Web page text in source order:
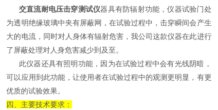
交直流耐电压击穿测试仪器具有防辐射功能，仪器试验门处
为透明绝缘玻璃中夹有屏蔽网，在试验过程中，击穿瞬间会产生
大的电流，同时对人身体有辐射危害，我公司这款仪器在此进行
了屏蔽处理对人身危害减少到及至。
此仪器还具有照明功能，因为在试验过程中会有光线阴暗，
可以应用到此功能，让使用者在试验过程中的观测更明显，有更
优质的试验效果。
四、主要技术要求：